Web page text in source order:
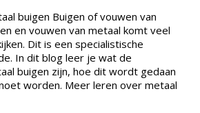
buigen Buigen of vouwen van
en vouwen van metaal komt veel
Dit is een specialistische
In dit blog leer je wat de
buigen zijn, hoe dit wordt gedaan
worden. Meer leren over metaal